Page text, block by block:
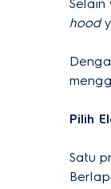
Selain
hood
Pilih
Satu